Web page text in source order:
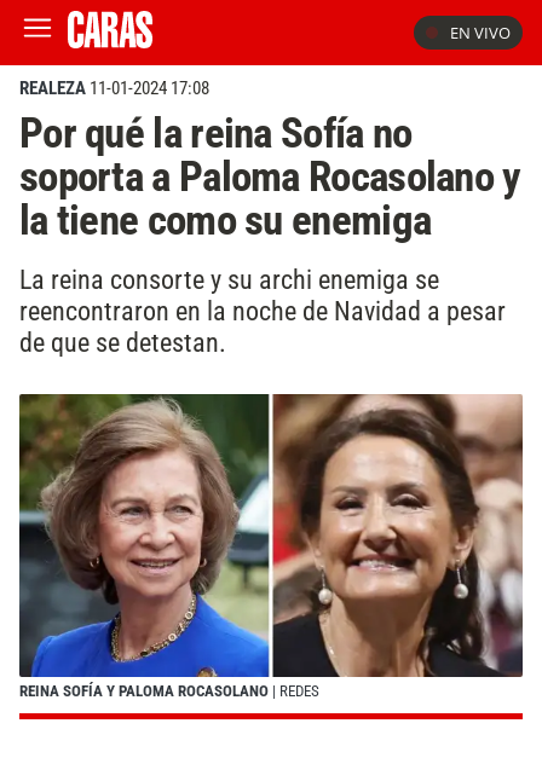
EN VIVO
REALEZA 11-01-2024 17:08
Por qué la reina Sofía no
soporta a Paloma Rocasolano y
la tiene como su enemiga
La reina consorte y su archi enemiga se
reencontraron en la noche de Navidad a pesar
de que se detestan.
REINA SOFÍA Y PALOMA ROCASOLANO | REDES